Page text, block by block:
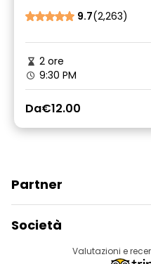
9.7(2,263)
2 ore
9:30 PM
Da€12.00
Partner
Accesso Del Fornitore
Programma Di Affiliazione
Società
DestinazioniValutazioni e